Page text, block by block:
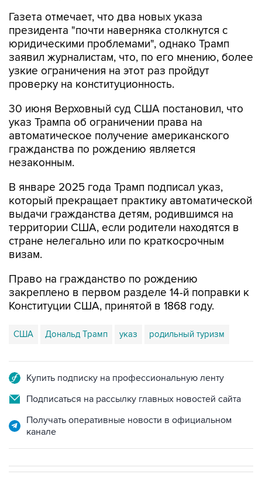
Газета отмечает, что два новых указа
президента "почти наверняка столкнутся с
юридическими проблемами", однако Трамп
заявил журналистам, что, по его мнению, более
узкие ограничения на этот раз пройдут
проверку на конституционность.
30 июня Верховный суд США постановил, что
указ Трампа об ограничении права на
автоматическое получение американского
гражданства по рождению является
незаконным.
В январе 2025 года Трамп подписал указ,
который прекращает практику автоматической
выдачи гражданства детям, родившимся на
территории США, если родители находятся в
стране нелегально или по краткосрочным
визам.
Право на гражданство по рождению
закреплено в первом разделе 14-й поправки к
Конституции США, принятой в 1868 году.
США Дональд Трамп указ родильный туризм
Купить подписку на профессиональную ленту
Подписаться на рассылку главных новостей сайта
Получать оперативные новости в официальном
канале